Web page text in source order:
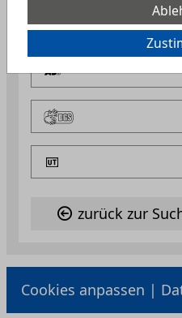
zurück zur
Cookies anpassen |